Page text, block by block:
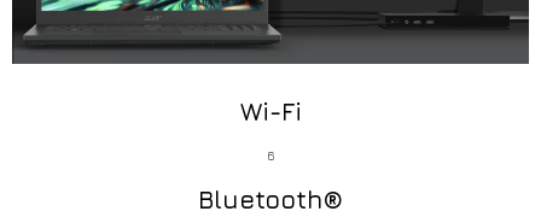
Wi-Fi
6
Bluetooth®